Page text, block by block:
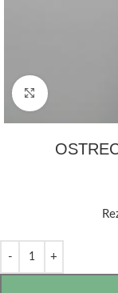
Kliknite za